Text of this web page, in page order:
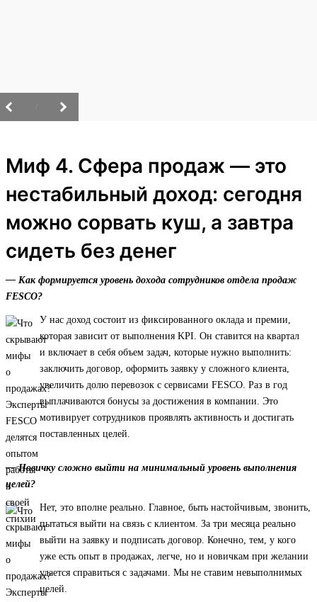
Миф 4. Сфера продаж — это
нестабильный доход: сегодня
можно сорвать куш, а завтра
сидеть без денег
— Как формируется уровень дохода сотрудников отдела продаж
FESCO?
У нас доход состоит из фиксированного оклада и премии,
которая зависит от выполнения KPI. Он ставится на квартал
и включает в себя объем задач, которые нужно выполнить:
заключить договор, оформить заявку у сложного клиента,
увеличить долю перевозок с сервисами FESCO. Раз в год
выплачиваются бонусы за достижения в компании. Это
мотивирует сотрудников проявлять активность и достигать
поставленных целей.
— Новичку сложно выйти на минимальный уровень выполнения
целей?
Нет, это вполне реально. Главное, быть настойчивым, звонить,
пытаться выйти на связь с клиентом. За три месяца реально
выйти на заявку и подписать договор. Конечно, тем, у кого
уже есть опыт в продажах, легче, но и новичкам при желании
удается справиться с задачами. Мы не ставим невыполнимых
целей.